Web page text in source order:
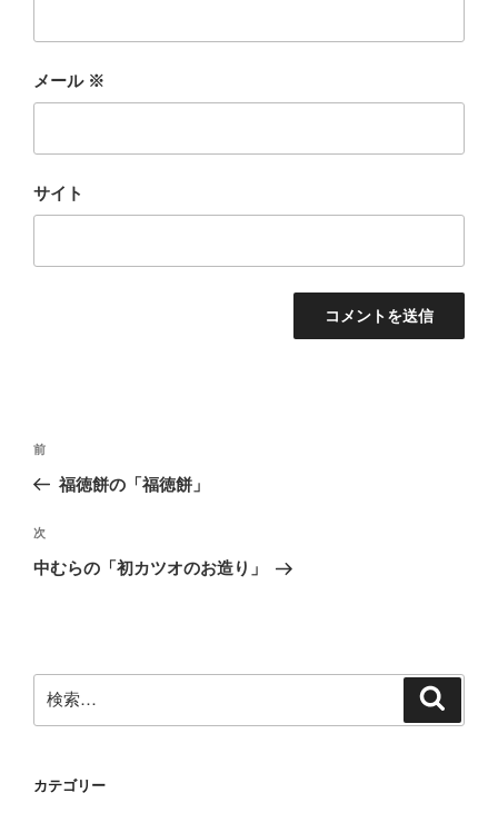
メール ※
サイト
投
ナ
ビ
ゲ
ン
前
の
稿
前
福徳餅の「福徳餅」
次
の
次
中むらの「初カツオのお造り」
索:
カテゴリー